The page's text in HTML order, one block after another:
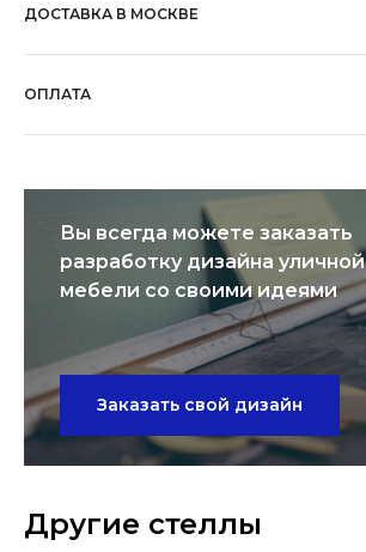
ДОСТАВКА В МОСКВЕ
ОПЛАТА
Вы всегда можете заказать
разработку дизайна уличной
мебели со своими идеями
Заказать свой дизайн
Другие стеллы